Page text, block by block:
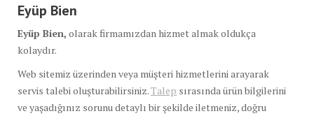
Eyüp Bien
Eyüp Bien, olarak firmamızdan hizmet almak oldukça
kolaydır.
Web sitemiz üzerinden veya müşteri hizmetlerini arayarak
servis talebi oluşturabilirsiniz.Talep sırasında ürün bilgilerini
ve yaşadığınız sorunu detaylı bir şekilde iletmeniz, doğru